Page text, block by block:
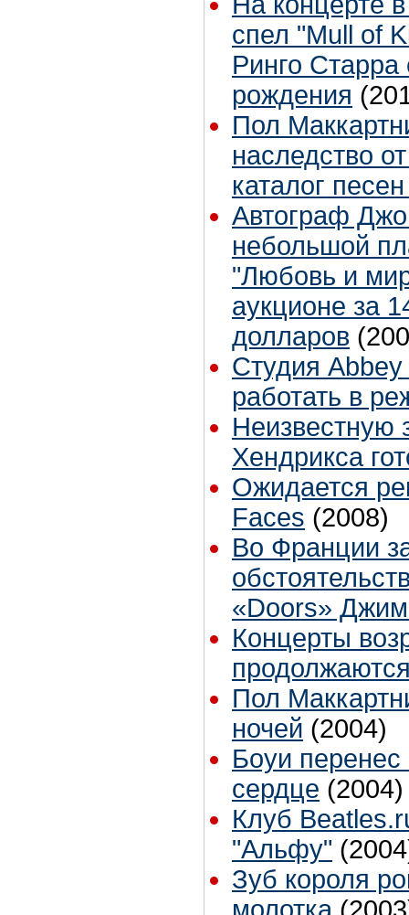
спел "Mull of
Ринго
рождения
Пол
наследство
каталог
Автограф
небольшой
"Любовь и
аукционе за
долларов
Студия
работать в
Неизвестную
Хендрикса
Ожидается
Faces (2008)
Во Франции
«Doors»
Концерты
Пол
ночей (2004)
Боуи
сердце (2004)
Клуб
"Альфу"
Зуб короля